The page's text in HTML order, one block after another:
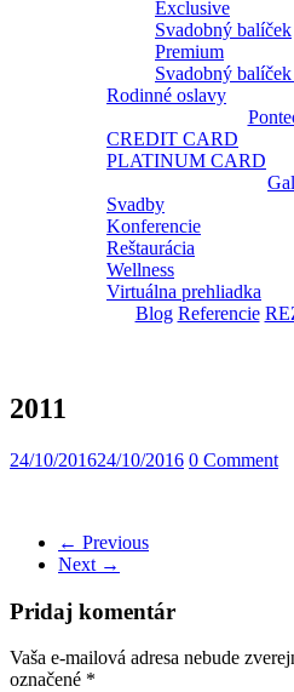
Exclusive
Svadobný balíček
Premium
Svadobný
Rodinné oslavy
CREDIT CARD
PLATINUM CARD
Svadby
Konferencie
Reštaurácia
Wellness
Virtuálna prehliadka
Blog Referencie
2011
24/10/201624/10/2016 0 Comment
← Previous
Next →
Pridaj komentár
Vaša e-mailová adresa nebude
označené *